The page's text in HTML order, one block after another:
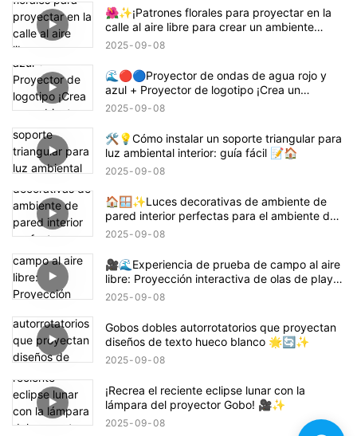
🌺✨¡Patrones florales para proyectar en la
calle al aire libre para crear un ambiente
animado! 🌸🏙️
2025 09 08
🌊🔴🔵Proyector de ondas de agua rojo y
azul + Proyector de logotipo ¡Crea un
ambiente con temática de Demon Slayer
2025 09 08
🛠️💡Cómo instalar un soporte triangular para
luz ambiental interior: guía fácil 📝🏠
2025 09 08
🏠🪟✨Luces decorativas de ambiente de
pared interior perfectas para el ambiente del
hogar
2025 09 08
🎥🌊Experiencia de prueba de campo al aire
libre: Proyección interactiva de olas de playa
🌊✨
2025 09 08
Gobos dobles autorrotatorios que proyectan
diseños de texto hueco blanco 🌟🔄✨
2025 09 08
¡Recrea el reciente eclipse lunar con la
lámpara del proyector Gobo! 🎥✨
2025 09 08